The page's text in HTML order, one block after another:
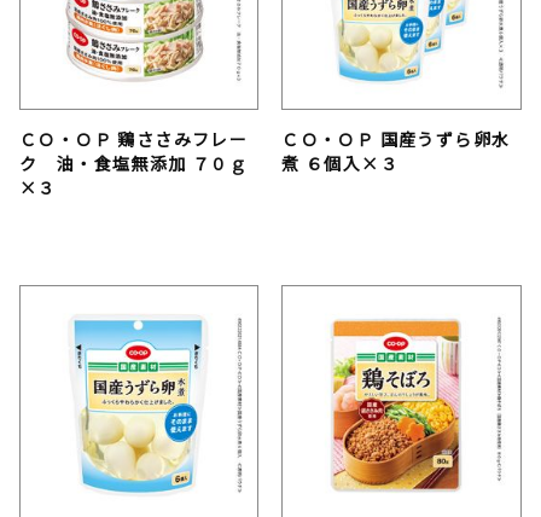
ＣＯ・ＯＰ 鶏ささみフレー
ク 油・食塩無添加 ７０ｇ
×３
ＣＯ・ＯＰ 国産うずら卵水
煮 ６個入×３